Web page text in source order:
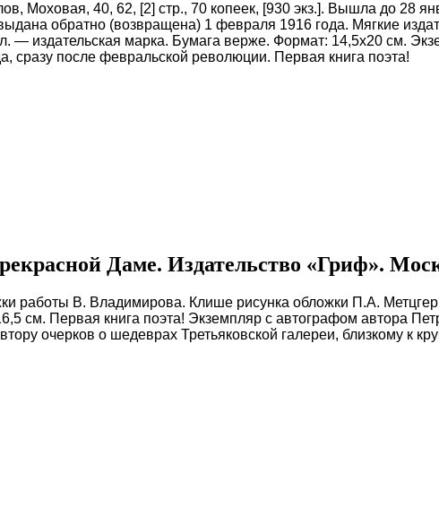
Моховая, 40, 62, [2] стр., 70 копеек, [930 экз.]. Вышла до 28
обратно (возвращена) 1 февраля 1916 года. Мягкие
— издательская марка. Бумага верже. Формат: 14,5х20 см.
сразу после февральской революции. Первая книга поэта!
Даме. Издательство «Гриф».
работы В. Владимирова. Клише рисунка обложки П.А.
см. Первая книга поэта! Экземпляр с автографом автора
очерков о шедеврах Третьяковской галереи, близкому к